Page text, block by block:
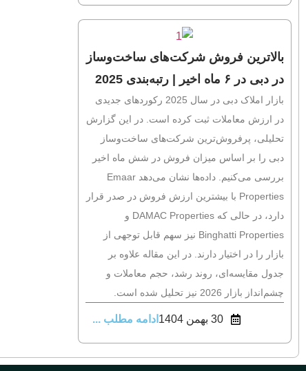
بالاترین فروش شرکت‌های ساخت‌وساز
در دبی در ۶ ماه اخیر | رتبه‌بندی 2025
بازار املاک دبی در سال 2025 رکوردهای جدیدی
در ارزش معاملات ثبت کرده است. در این گزارش
تحلیلی، پرفروش‌ترین شرکت‌های ساخت‌وساز
دبی را بر اساس میزان فروش در شش ماه اخیر
بررسی می‌کنیم. داده‌ها نشان می‌دهد Emaar
Properties با بیشترین ارزش فروش در صدر قرار
دارد، در حالی که DAMAC Properties و
Binghatti Properties نیز سهم قابل توجهی از
بازار را در اختیار دارند. در این مقاله علاوه بر
جدول مقایسه‌ای، روند رشد، حجم معاملات و
چشم‌انداز بازار 2026 نیز تحلیل شده است.
ادامه مطلب ... 30 بهمن 1404